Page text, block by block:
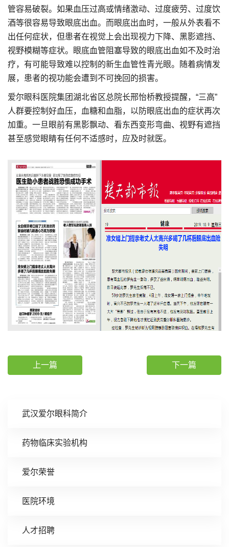
武汉爱尔眼科简介
药物临床实验机构
爱尔荣誉
医院环境
人才招聘
管容易破裂。如果血压过高或情绪激动、过度疲劳、过度饮
酒等很容易导致眼底出血。而眼底出血时，一般从外表看不
出任何症状，但患者在视觉上会出现视力下降、黑影遮挡、
视野模糊等症状。眼底血管阻塞导致的眼底出血如不及时治
疗，有可能导致难以控制的新生血管性青光眼。随着病情发
展，患者的视功能会遭到不可挽回的损害。
爱尔眼科医院集团湖北省区总院长邢怡桥教授提醒，“三高”
人群要控制好血压，血糖和血脂，以防眼底出血的症状再次
加重。一旦眼前有黑影飘动、看东西变形弯曲、视野有遮挡
甚至感觉眼睛有任何不适感时，应及时就医。
上一篇 下一篇